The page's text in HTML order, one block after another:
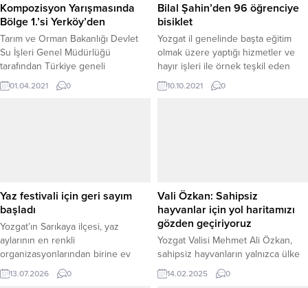
Kompozisyon Yarışmasında
Bölge 1.’si Yerköy’den
Tarım ve Orman Bakanlığı Devlet
Su İşleri Genel Müdürlüğü
tarafından Türkiye geneli
ortaokulların 7. ve 8. sınıf
öğrencilere yönelik “Su Günü”
Bölge 1.’si oldu.
01.04.2021 0
Bilal Şahin’den 96 öğrenciye
bisiklet
Yozgat il genelinde başta eğitim
olmak üzere yaptığı hizmetler ve
hayır işleri ile örnek teşkil eden
Hayırserver İşadamı Bilal Şahin,
Sorgun İlçesine Bağlı
10.10.2021 0
Yaz festivali için geri sayım
başladı
Yozgat’ın Sarıkaya ilçesi, yaz
aylarının en renkli
organizasyonlarından birine ev
sahipliği yapmaya hazırlanıyor.
Sarıkaya Belediyesi tarafından
13.07.2026 0
Vali Özkan: Sahipsiz
hayvanlar için yol haritamızı
gözden geçiriyoruz
Yozgat Valisi Mehmet Ali Özkan,
sahipsiz hayvanların yalnızca ülke
çapında değil, il, ilçe ve köylerde
de önemli bir mesele haline
14.02.2025 0